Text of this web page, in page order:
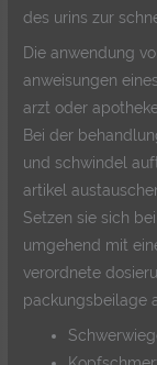
des urins zur
Die anwendung
anweisungen
arzt oder
Bei der
und schwindel
artikel
Setzen sie sich
umgehend mit
verordnete
packungsbeilage